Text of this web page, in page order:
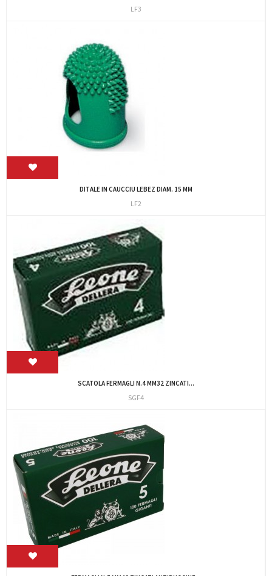
LF3
DITALE IN CAUCCIU LEBEZ DIAM. 15 MM
LF2
SCATOLA FERMAGLI N.4 MM32 ZINCATI...
SGF4